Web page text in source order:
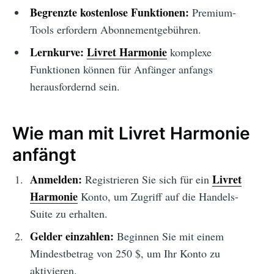
Begrenzte kostenlose Funktionen: Premium-
Tools erfordern Abonnementgebühren.
Lernkurve: Livret Harmoniekomplexe
Funktionen können für Anfänger anfangs
herausfordernd sein.
Wie man mit Livret Harmonie
anfängt
Anmelden: Registrieren Sie sich für ein Livret
HarmonieKonto, um Zugriff auf die Handels-
Suite zu erhalten.
Gelder einzahlen: Beginnen Sie mit einem
Mindestbetrag von 250 $, um Ihr Konto zu
aktivieren.